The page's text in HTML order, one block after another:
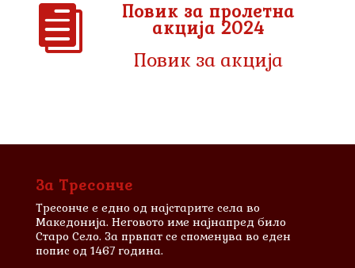
 Повик за пролетна
акција 2024
Повик за акција
За Тресонче
Тресонче е едно од најстарите села во
Македонија. Неговото име најнапред било
Старо Село. За првпат се споменува во еден
попис од 1467 година.